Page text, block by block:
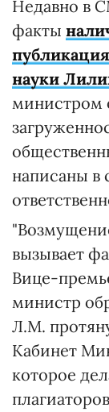
Недавно в
факты
науки
министром
написаны в
вызывает
Вице-
министр
Л.М.
Кабинет
которое